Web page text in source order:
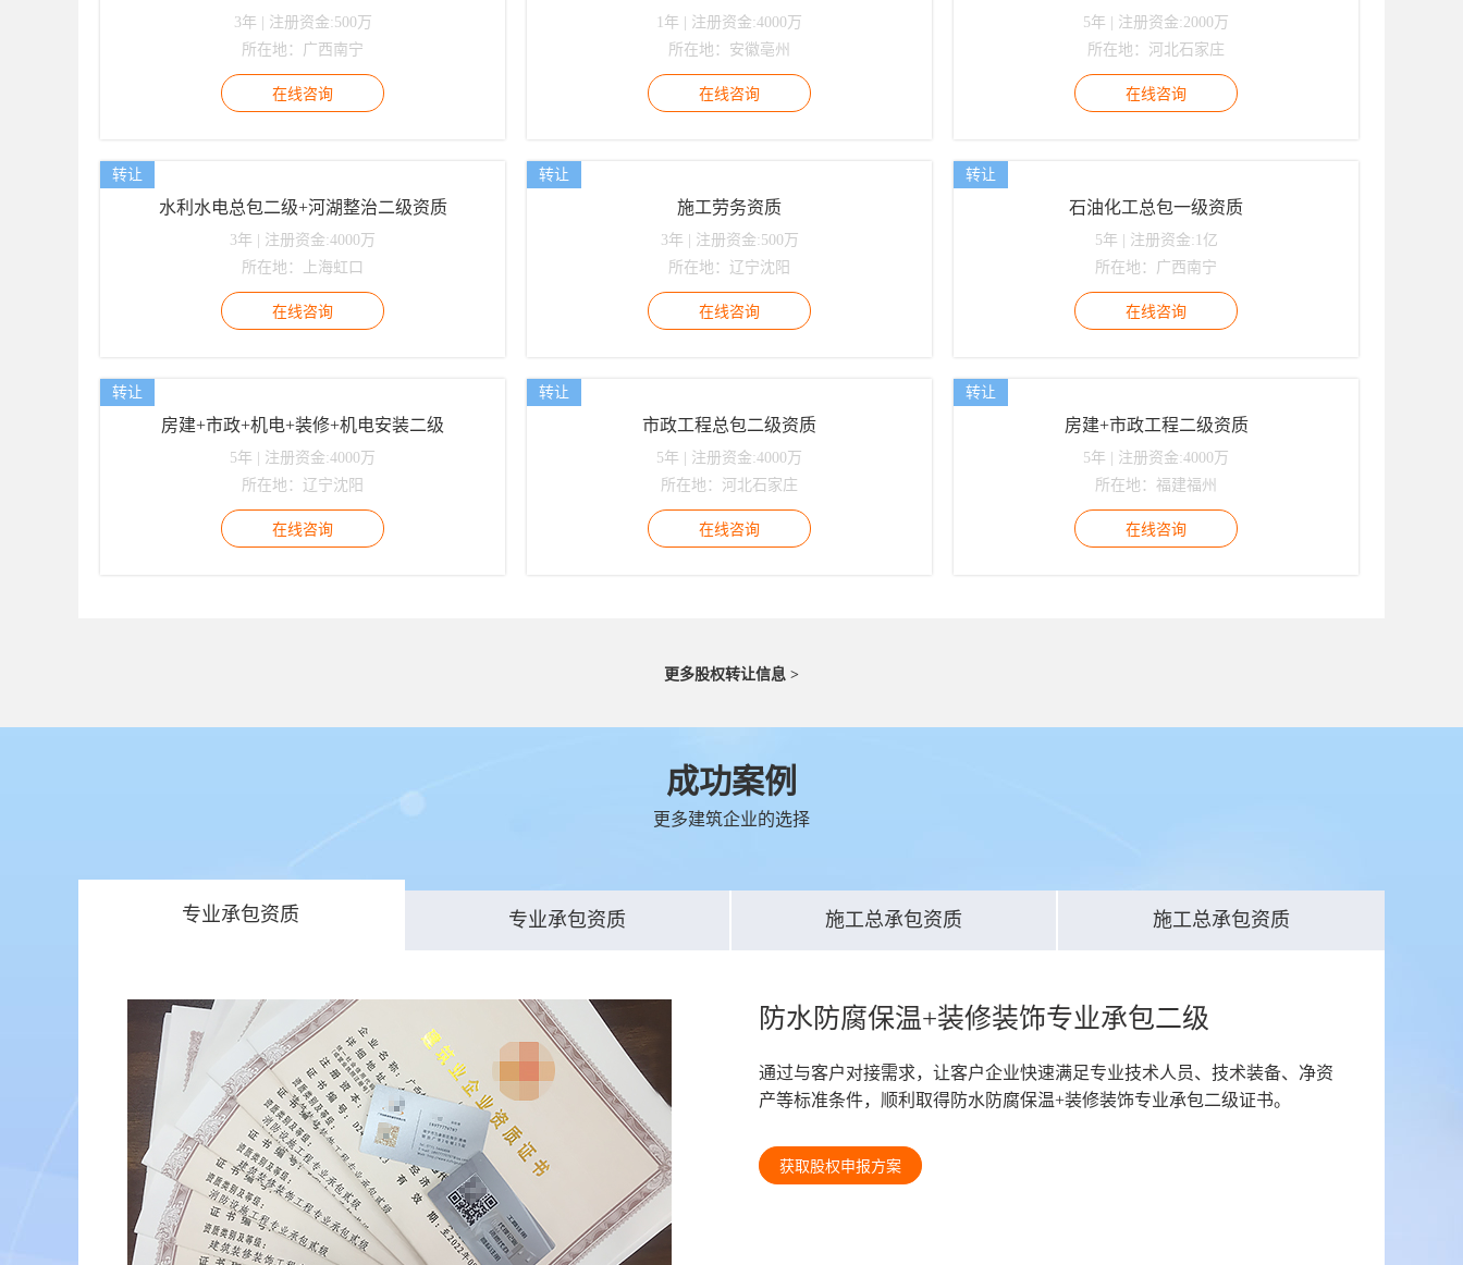
3年 | 注册资金:500万
所在地：广西南宁
1年 | 注册资金:4000万
所在地：安徽亳州
5年 | 注册资金:2000万
所在地：河北石家庄
转让
水利水电总包二级+河湖整治二级资质
3年 | 注册资金:4000万
所在地：上海虹口
转让
施工劳务资质
3年 | 注册资金:500万
所在地：辽宁沈阳
转让
石油化工总包一级资质
5年 | 注册资金:1亿
所在地：广西南宁
转让
房建+市政+机电+装修+机电安装二级
5年 | 注册资金:4000万
所在地：辽宁沈阳
转让
市政工程总包二级资质
5年 | 注册资金:4000万
所在地：河北石家庄
转让
房建+市政工程二级资质
5年 | 注册资金:4000万
所在地：福建福州
更多股权转让信息 >
成功案例
更多建筑企业的选择
专业承包资质 专业承包资质 施工总承包资质 施工总承包资质
防水防腐保温+装修装饰专业承包二级
通过与客户对接需求，让客户企业快速满足专业技术人员、技术装备、净资
产等标准条件，顺利取得防水防腐保温+装修装饰专业承包二级证书。